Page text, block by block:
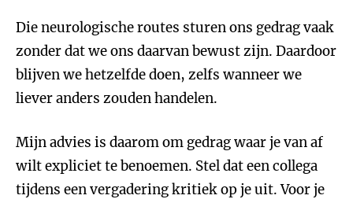
Die neurologische routes sturen ons gedrag vaak
zonder dat we ons daarvan bewust zijn. Daardoor
blijven we hetzelfde doen, zelfs wanneer we
liever anders zouden handelen.
Mijn advies is daarom om gedrag waar je van af
wilt expliciet te benoemen. Stel dat een collega
tijdens een vergadering kritiek op je uit. Voor je